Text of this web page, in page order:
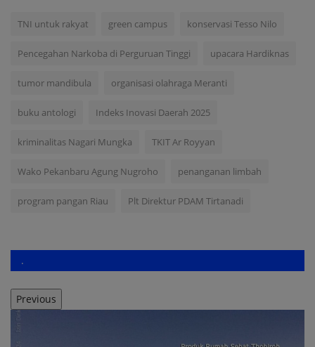
TNI untuk rakyat green campus konservasi Tesso Nilo
Pencegahan Narkoba di Perguruan Tinggi upacara Hardiknas
tumor mandibula organisasi olahraga Meranti
buku antologi Indeks Inovasi Daerah 2025
kriminalitas Nagari Mungka TKIT Ar Royyan
Wako Pekanbaru Agung Nugroho penanganan limbah
program pangan Riau Plt Direktur PDAM Tirtanadi
.
Previous